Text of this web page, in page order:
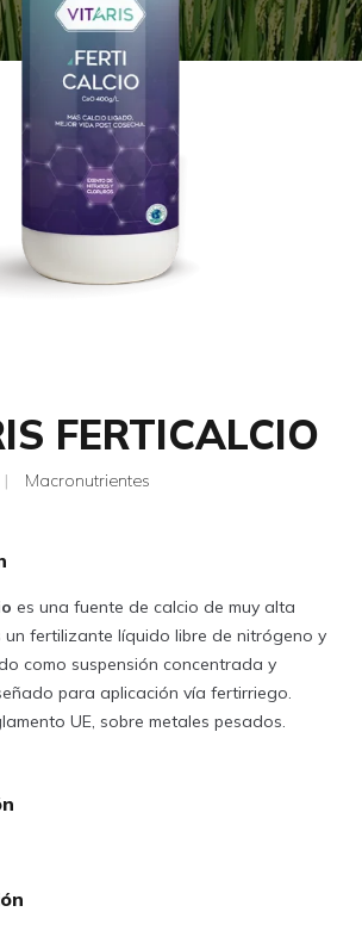
FERTICALCIO
| Macronutrientes
es una fuente de calcio de muy alta
un fertilizante líquido libre de nitrógeno y
como suspensión concentrada y
para aplicación vía fertirriego.
UE, sobre metales pesados.